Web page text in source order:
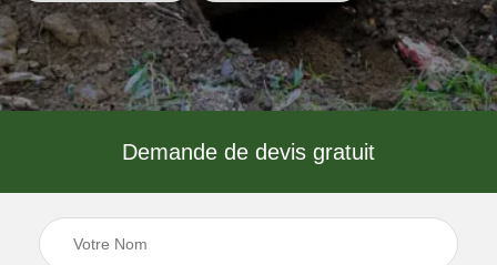
Demande de devis gratuit